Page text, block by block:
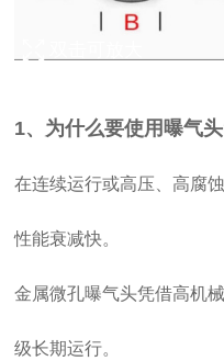
1、为什么要使用曝气
在连续运行或高压、高腐
性能衰减快。
金属微孔曝气头凭借高机
级长期运行。